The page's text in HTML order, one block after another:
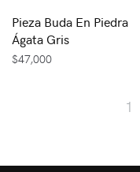
Pieza Buda En Piedra
Ágata Gris
$47,000
1